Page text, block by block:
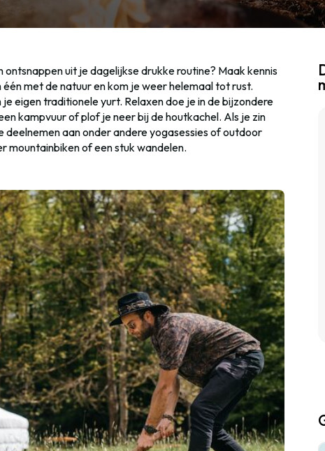
uit je dagelijkse drukke routine? Maak kennis
één met de natuur en kom je weer helemaal tot rust.
eigen traditionele yurt. Relaxen doe je in de bijzondere
kampvuur of plof je neer bij de houtkachel. Als je zin
deelnemen aan onder andere yogasessies of outdoor
mountainbiken of een stuk wandelen.